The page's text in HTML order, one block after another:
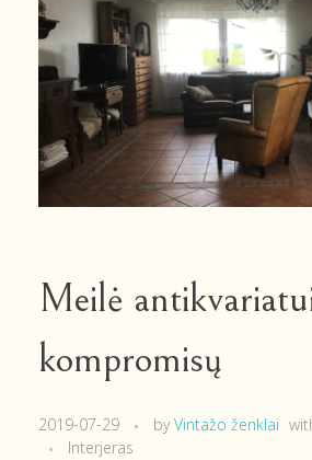
Meilė
kompromisų
2019-07-29 by Vintažo ženklai
Interjeras